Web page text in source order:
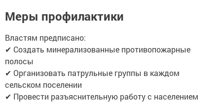
Меры профилактики
Властям предписано:
✔ Создать минерализованные противопожарные
полосы
✔ Организовать патрульные группы в каждом
сельском поселении
✔ Провести разъяснительную работу с населением